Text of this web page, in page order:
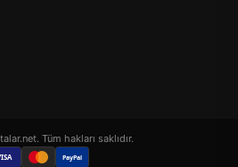
Tüm hakları saklıdır.
PayPal